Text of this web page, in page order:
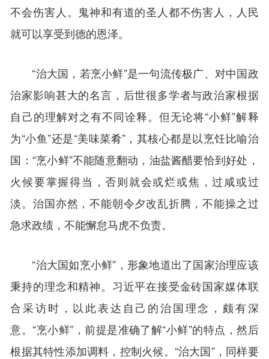
不会伤害人。鬼神和有道的圣人都不伤害人，人民
就可以享受到德的恩泽。
“治大国，若烹小鲜”是一句流传极广、对中国政
治家影响甚大的名言，后世很多学者与政治家根据
自己的理解对之有不同诠释。但无论将“小鲜”解释
为“小鱼”还是“美味菜肴”，其核心都是以烹饪比喻治
国：“烹小鲜”不能随意翻动，油盐酱醋要恰到好处，
火候要掌握得当，否则就会或烂或焦，过咸或过
淡。治国亦然，不能朝令夕改乱折腾，不能操之过
急求政绩，不能懈怠马虎不负责。
“治大国如烹小鲜”，形象地道出了国家治理应该
秉持的理念和精神。习近平在接受金砖国家媒体联
合采访时，以此表达自己的治国理念，颇有深
意。“烹小鲜”，前提是准确了解“小鲜”的特点，然后
根据其特性添加调料，控制火候。“治大国”，同样要